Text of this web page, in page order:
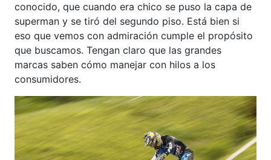
conocido, que cuando era chico se puso la capa de
superman y se tiró del segundo piso. Está bien si
eso que vemos con admiración cumple el propósito
que buscamos. Tengan claro que las grandes
marcas saben cómo manejar con hilos a los
consumidores.